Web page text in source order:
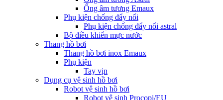
Ống âm tương Emaux
Phụ kiện chống đẩy nổi
Phụ kiện chống đẩy nổi astral
Bộ điều khiển mực nước
Thang hồ bơi
Thang hồ bơi inox Emaux
Phụ kiện
Tay vịn
Dụng cụ vệ sinh hồ bơi
Robot vệ sinh hồ bơi
Robot vệ sinh Procopi/EU